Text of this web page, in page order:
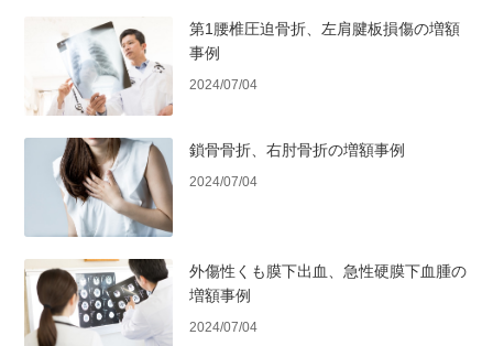
第1腰椎圧迫骨折、左肩腱板損傷の増額
事例
2024/07/04
鎖骨骨折、右肘骨折の増額事例
2024/07/04
外傷性くも膜下出血、急性硬膜下血腫の
増額事例
2024/07/04